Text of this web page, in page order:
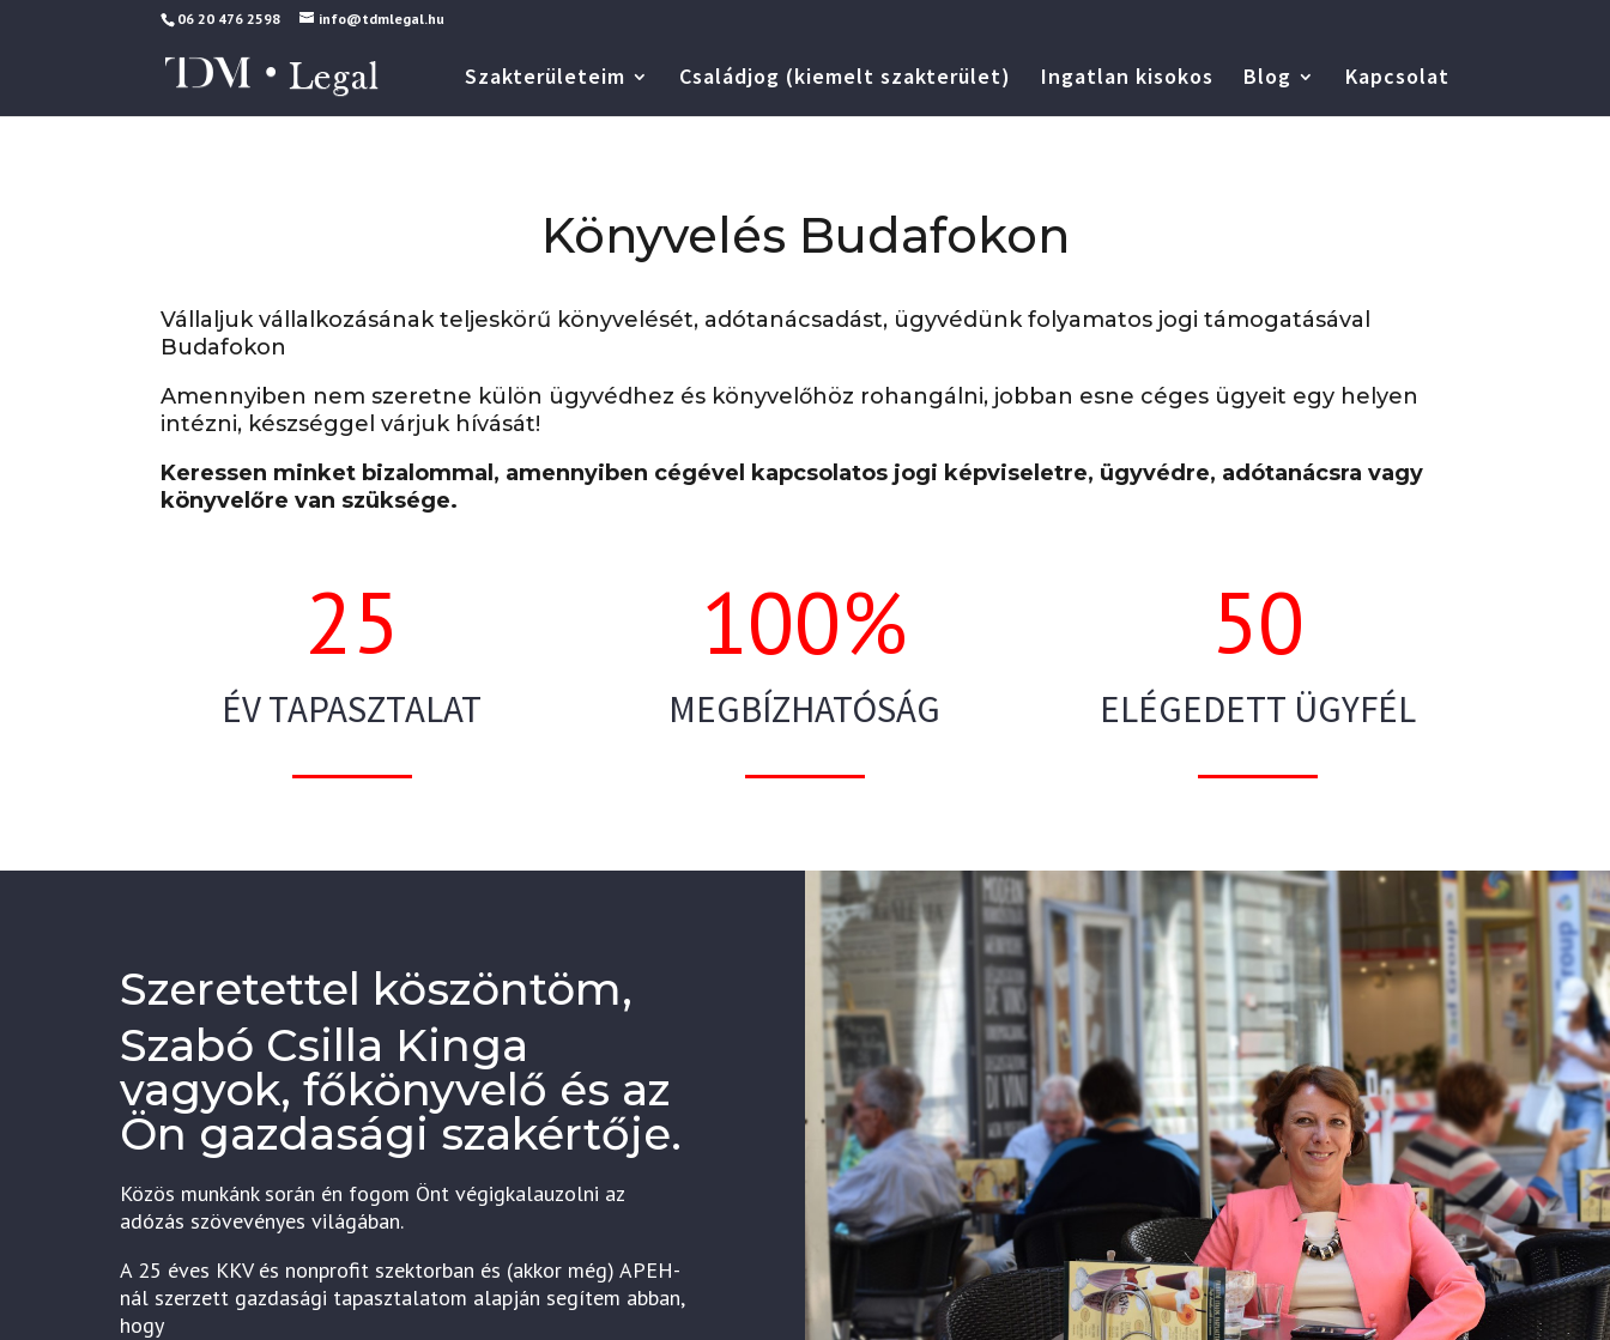
06 20 476 2598 info@tdmlegal.hu
Szakterületeim Családjog (kiemelt szakterület) Ingatlan kisokos Blog Kapcsolat
Könyvelés Budafokon
Vállaljuk vállalkozásának teljeskörű könyvelését, adótanácsadást, ügyvédünk folyamatos jogi támogatásával
Budafokon
Amennyiben nem szeretne külön ügyvédhez és könyvelőhöz rohangálni, jobban esne céges ügyeit egy helyen
intézni, készséggel várjuk hívását!
Keressen minket bizalommal, amennyiben cégével kapcsolatos jogi képviseletre, ügyvédre, adótanácsra vagy
könyvelőre van szüksége.
25
ÉV TAPASZTALAT
100%
MEGBÍZHATÓSÁG
50
ELÉGEDETT ÜGYFÉL
Szeretettel köszöntöm,
Szabó Csilla Kinga
vagyok, főkönyvelő és az
Ön gazdasági szakértője.
Közös munkánk során én fogom Önt végigkalauzolni az
adózás szövevényes világában.
A 25 éves KKV és nonprofit szektorban és (akkor még) APEH-
nál szerzett gazdasági tapasztalatom alapján segítem abban,
hogy